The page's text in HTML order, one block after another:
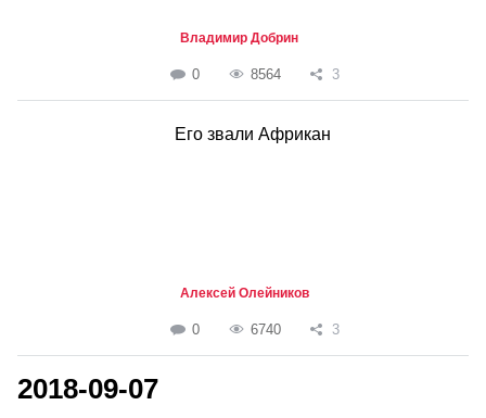
Владимир Добрин
0 8564 3
Его звали Африкан
Алексей Олейников
0 6740 3
2018-09-07